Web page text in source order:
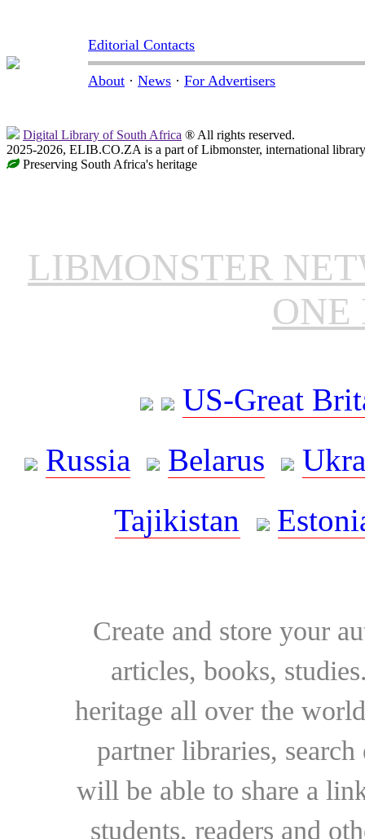
Editorial Contacts
About · News · For Advertisers
Digital Library of South Africa ® All rights reserved.
2025-2026, ELIB.CO.ZA is a part of Libmonster, international
Preserving South Africa's heritage
LIBMONSTER
ONE
US-Great
Russia
Belarus
Tajikistan
Create and store your
articles, books,
heritage all over the
partner libraries,
will be able to share a
students, readers and